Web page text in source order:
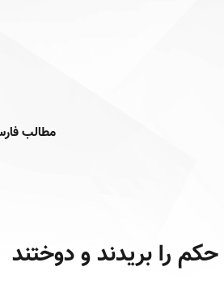
مطالب
را بریدند و دوختند